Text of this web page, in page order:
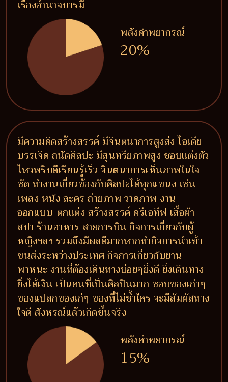
เรื่องอำนาจบารมี
พลังคำพยากรณ์
20%
มีความคิดสร้างสรรค์ มีจินตนาการสูงส่ง ไอเดีย
บรรเจิด ถนัดศิลปะ มีสุนทรียภาพสูง ชอบแต่งตัว
ไหวพริบดีเรียนรู้เร็ว จินตนาการเห็นภาพในใจ
ชัด ทำงานเกี่ยวข้องกับศิลปะได้ทุกแขนง เช่น
เพลง หนัง ละคร ถ่ายภาพ วาดภาพ งาน
ออกแบบ-ตกแต่ง สร้างสรรค์ ครีเอทีฟ เสื้อผ้า
สปา ร้านอาหาร สายการบิน กิจการเกี่ยวกับผู้
หญิงฯลฯ รวมถึงมีผลดีมากหากทำกิจการนำเข้า
ขนส่งระหว่างประเทศ กิจการเกี่ยวกับยาน
พาหนะ งานที่ต้องเดินทางบ่อยๆยิ่งดี ยิ่งเดินทาง
ยิ่งได้เงิน เป็นคนที่เป็นศิลปินมาก ชอบของเก่าๆ
ของแปลกของเก๋ๆ ของที่ไม่ซ้ำใคร จะมีสัมผัสทาง
ใจดี สังหรณ์แล้วเกิดขึ้นจริง
พลังคำพยากรณ์
15%